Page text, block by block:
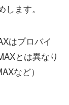
ます。
はプロバイ
とは異なり
など）